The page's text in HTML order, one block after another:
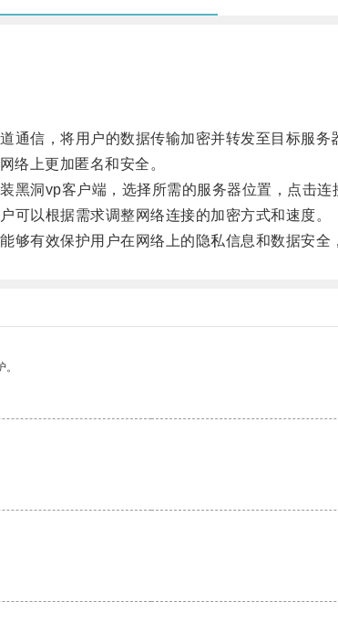
信，将用户的数据传输加密并转发至目标服务
上更加匿名和安全。
洞vp客户端，选择所需的服务器位置，点击连
以根据需求调整网络连接的加密方式和速度。
有效保护用户在网络上的隐私信息和数据安全